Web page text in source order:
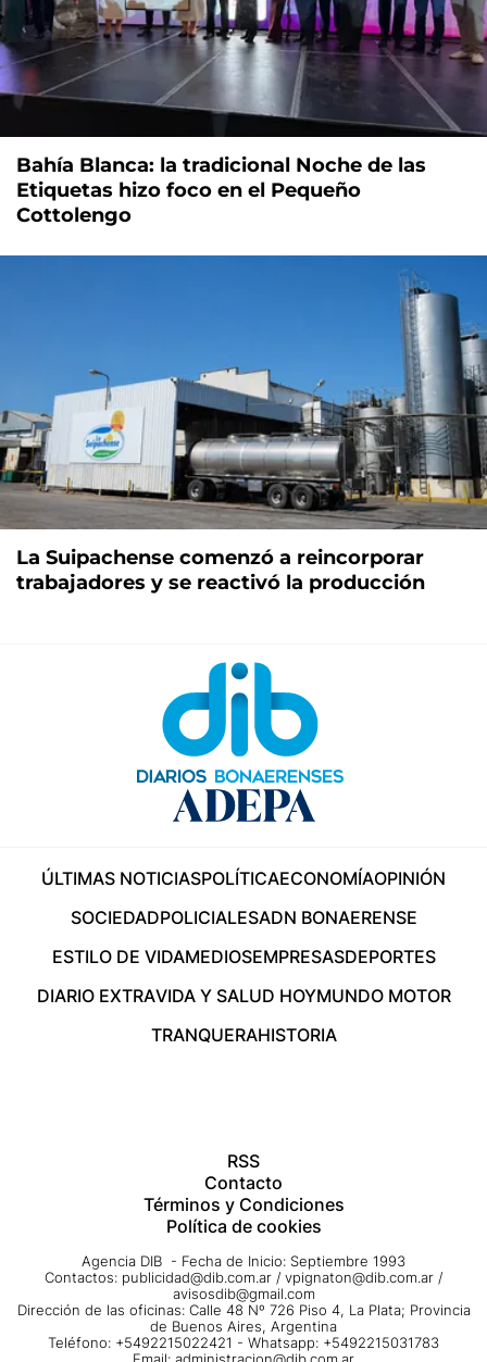
Bahía Blanca: la tradicional Noche de las
Etiquetas hizo foco en el Pequeño
Cottolengo
La Suipachense comenzó a reincorporar
trabajadores y se reactivó la producción
ÚLTIMAS NOTICIASPOLÍTICAECONOMÍAOPINIÓN
SOCIEDADPOLICIALESADN BONAERENSE
ESTILO DE VIDAMEDIOSEMPRESASDEPORTES
DIARIO EXTRAVIDA Y SALUD HOYMUNDO MOTOR
TRANQUERAHISTORIA
RSS
Contacto
Términos y Condiciones
Política de cookies
Agencia DIB - Fecha de Inicio: Septiembre 1993
Contactos: publicidad@dib.com.ar / vpignaton@dib.com.ar /
avisosdib@gmail.com
Dirección de las oficinas: Calle 48 Nº 726 Piso 4, La Plata; Provincia
de Buenos Aires, Argentina
Teléfono: +5492215022421 - Whatsapp: +5492215031783